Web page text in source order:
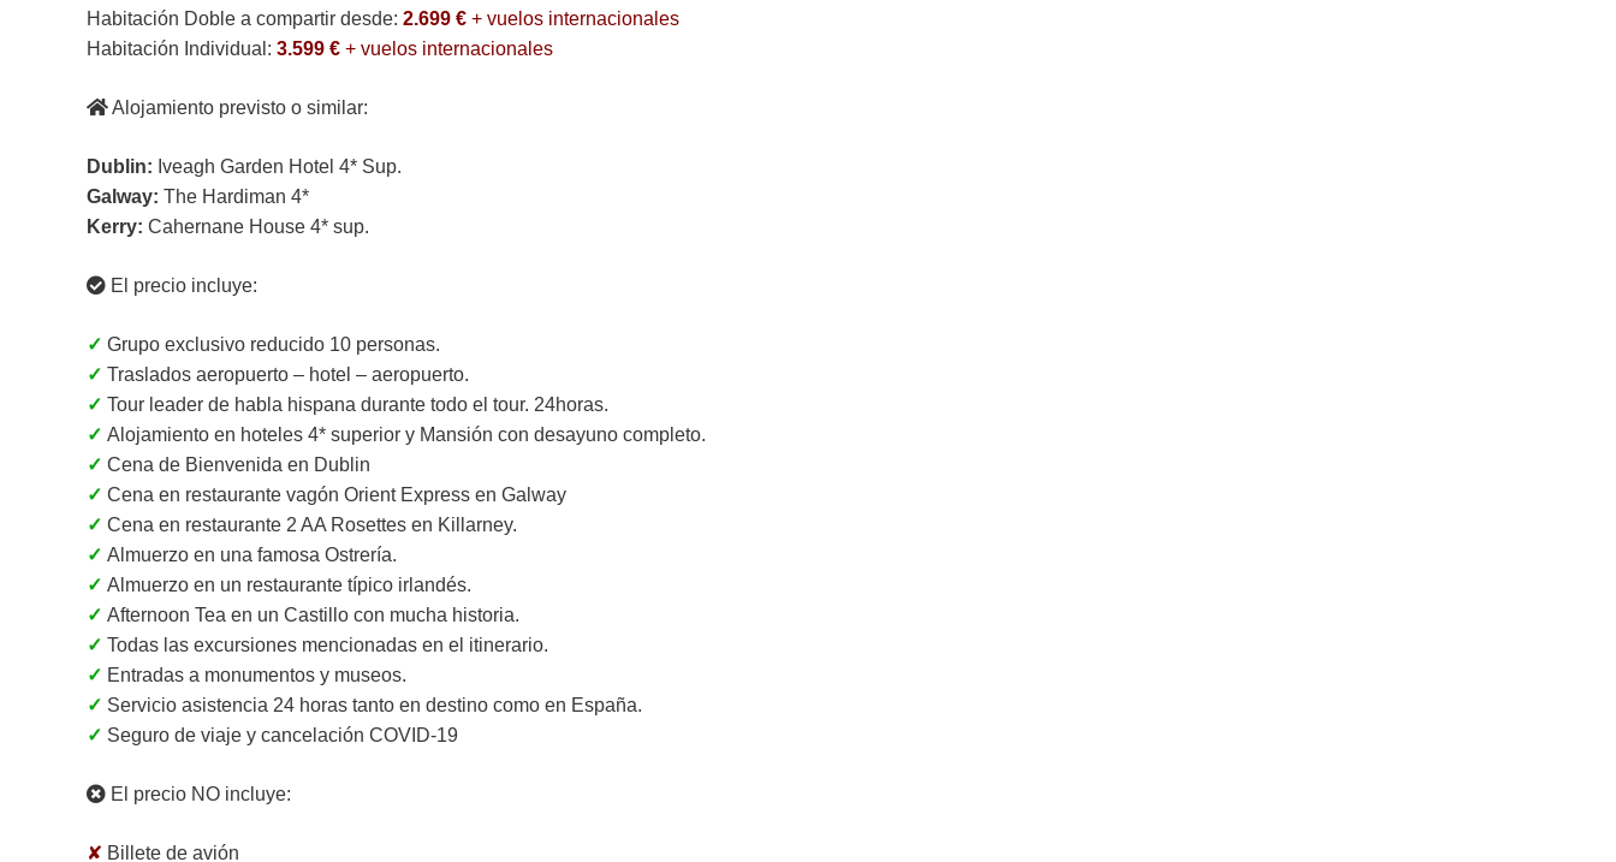
Habitación Doble a compartir desde: 2.699 € + vuelos internacionales
Habitación Individual: 3.599 € + vuelos internacionales
Alojamiento previsto o similar:
Dublin: Iveagh Garden Hotel 4* Sup.
Galway: The Hardiman 4*
Kerry: Cahernane House 4* sup.
El precio incluye:
✓ Grupo exclusivo reducido 10 personas.
✓ Traslados aeropuerto – hotel – aeropuerto.
✓ Tour leader de habla hispana durante todo el tour. 24horas.
✓ Alojamiento en hoteles 4* superior y Mansión con desayuno completo.
✓ Cena de Bienvenida en Dublin
✓ Cena en restaurante vagón Orient Express en Galway
✓ Cena en restaurante 2 AA Rosettes en Killarney.
✓ Almuerzo en una famosa Ostrería.
✓ Almuerzo en un restaurante típico irlandés.
✓ Afternoon Tea en un Castillo con mucha historia.
✓ Todas las excursiones mencionadas en el itinerario.
✓ Entradas a monumentos y museos.
✓ Servicio asistencia 24 horas tanto en destino como en España.
✓ Seguro de viaje y cancelación COVID-19
El precio NO incluye:
✘ Billete de avión